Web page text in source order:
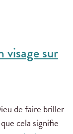
visage sur
de faire briller
cela signifie